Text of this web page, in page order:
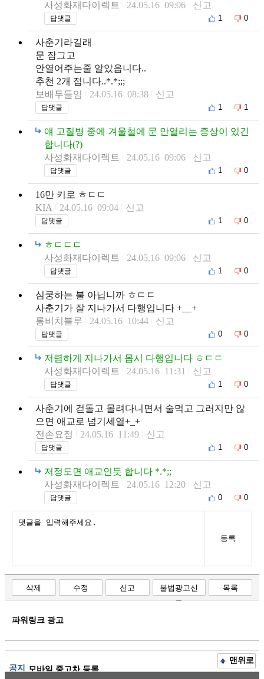
사성화재다이렉트
24.05.16 09:06 신고
답댓글 1 0
사춘기라길래
문 잠그고
안열어주는줄 알았읍니다..
추천 2개 접니다..*.*;;;
보배두들임
24.05.16 08:38 신고
답댓글 1 1
얘 고질병 중에 겨울철에 문 안열리는 증상이 있긴
합니다(?)
사성화재다이렉트
24.05.16 09:06 신고
답댓글 1 0
16만 키로 ㅎㄷㄷ
KIA
24.05.16 09:04 신고
답댓글 1 0
ㅎㄷㄷㄷ
사성화재다이렉트
24.05.16 09:06 신고
답댓글 1 0
심쿵하는 불 아닙니까 ㅎㄷㄷ
사춘기가 잘 지나가서 다행입니다 +__+
롱비치블루
24.05.16 10:44 신고
답댓글 0 0
저렴하게 지나가서 몹시 다행입니다 ㅎㄷㄷ
사성화재다이렉트
24.05.16 11:31 신고
답댓글 1 0
사춘기에 걷돌고 몰려다니면서 술먹고 그러지만 않
으면 애교로 넘기세열+_+
전손요정
24.05.16 11:49 신고
답댓글 1 0
저정도면 애교인듯 합니다 *.*;;
사성화재다이렉트
24.05.16 12:20 신고
답댓글 0 0
등록
삭제 수정 신고
불법광고신
고
목록
파워링크 광고
공지 모바일 중고차 등록
맨위로